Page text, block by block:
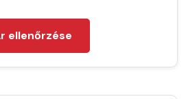
ellenőrzése